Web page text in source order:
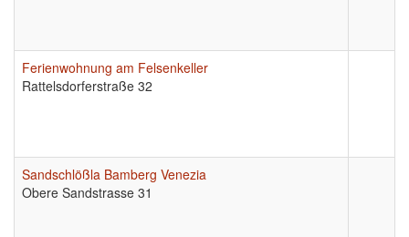
Ferienwohnung am Felsenkeller
Rattelsdorferstraße 32
Sandschlößla Bamberg Venezia
Obere Sandstrasse 31